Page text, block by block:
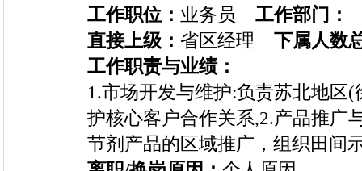
工作职位： 业务员 工作部门：
直接上级： 省区经理 下属人数
工作职责与业绩：
1.市场开发与维护:负责苏北地区
护核心客户合作关系,2.产品推广
节剂产品的区域推广，组织田间